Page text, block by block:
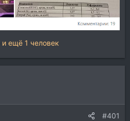
и ещё 1 человек
#401